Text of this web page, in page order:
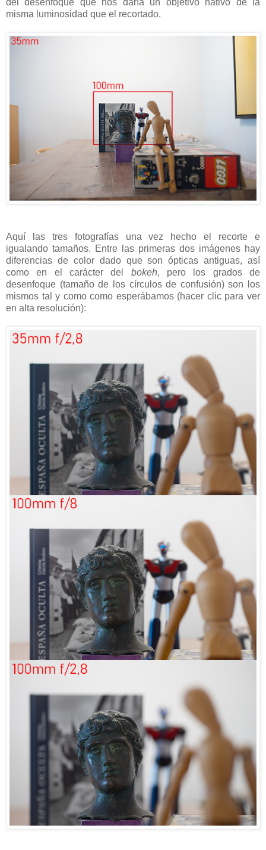
misma luminosidad que el recortado.
Aquí las tres fotografías una vez hecho el recorte e
igualando tamaños. Entre las primeras dos imágenes hay
diferencias de color dado que son ópticas antiguas, así
como en el carácter del bokeh, pero los grados de
desenfoque (tamaño de los círculos de confusión) son los
mismos tal y como como esperábamos (hacer clic para ver
en alta resolución):